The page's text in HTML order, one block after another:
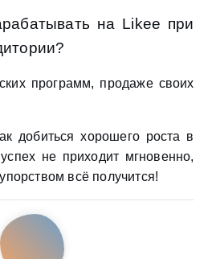
на Likee при
программ, продаже своих
добиться хорошего роста в
не приходит мгновенно,
всё получится!